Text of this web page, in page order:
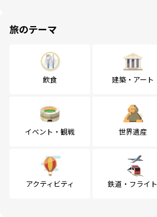
旅のテーマ
飲食 建築・アート
イベント・観戦 世界遺産
アクティビティ 鉄道・フライト